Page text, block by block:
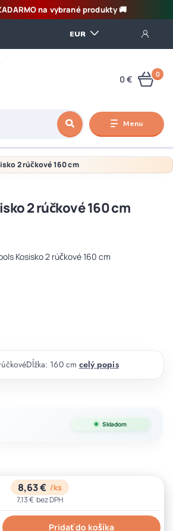
na vybrané produkty 🚚
Menu
EUR
0
0 €
2 rúčkové 160 cm
2 rúčkové 160 cm
160 cm celý popis
Skladom
8,63 € /ks
7,13 € bez DPH
Pridať do košíka